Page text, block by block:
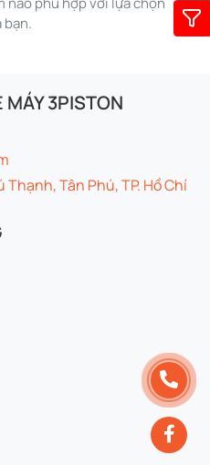
bạn.
3PISTON
Thạnh, Tân Phú, TP. Hồ Chí